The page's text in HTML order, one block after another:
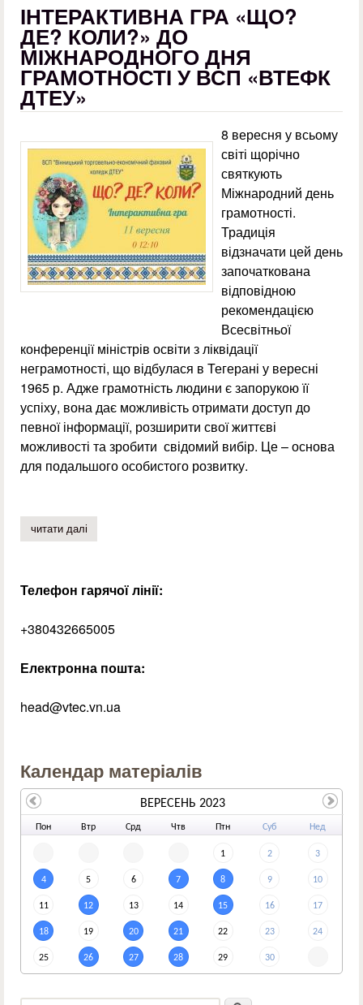
ІНТЕРАКТИВНА ГРА «ЩО?
ДЕ? КОЛИ?» ДО
МІЖНАРОДНОГО ДНЯ
ГРАМОТНОСТІ У ВСП «ВТЕФК
ДТЕУ»
8 вересня у всьому
світі щорічно
святкують
Міжнародний день
грамотності.
Традиція
відзначати цей день
започаткована
відповідною
рекомендацією
Всесвітньої
конференції міністрів освіти з ліквідації
неграмотності, що відбулася в Тегерані у вересні
1965 р. Адже грамотність людини є запорукою її
успіху, вона дає можливість отримати доступ до
певної інформації, розширити свої життєві
можливості та зробити свідомий вибір. Це – основа
для подальшого особистого розвитку.
читати далі
Телефон гарячої лінії:
+380432665005
Електронна пошта:
head@vtec.vn.ua
Календар матеріалів
Пон Втр Срд Чтв Птн Суб Нед
1 2 3
4 5 6 7 8 9 10
11 12 13 14 15 16 17
18 19 20 21 22 23 24
25 26 27 28 29 30
ВЕРЕСЕНЬ 2023